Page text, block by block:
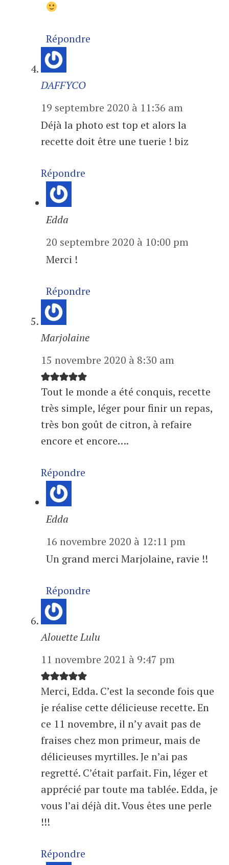
Répondre
DAFFYCO
19 septembre 2020 à 11:36 am
Déjà la photo est top et alors la
recette doit être une tuerie ! biz
Répondre
Edda
20 septembre 2020 à 10:00 pm
Merci !
Répondre
Marjolaine
15 novembre 2020 à 8:30 am
Tout le monde a été conquis, recette
très simple, léger pour finir un repas,
très bon goût de citron, à refaire
encore et encore….
Répondre
Edda
16 novembre 2020 à 12:11 pm
Un grand merci Marjolaine, ravie !!
Répondre
Alouette Lulu
11 novembre 2021 à 9:47 pm
Merci, Edda. C’est la seconde fois que
je réalise cette délicieuse recette. En
ce 11 novembre, il n’y avait pas de
fraises chez mon primeur, mais de
délicieuses myrtilles. Je n’ai pas
regretté. C’était parfait. Fin, léger et
apprécié par toute ma tablée. Edda, je
vous l’ai déjà dit. Vous êtes une perle
!!!
Répondre